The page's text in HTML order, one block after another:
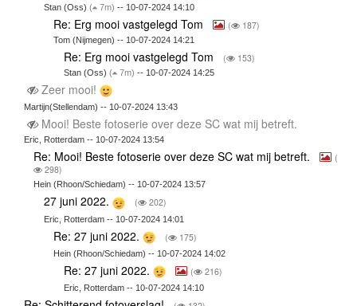
Stan (Oss) ( 7m) -- 10-07-2024 14:10
Re: Erg mooi vastgelegd Tom ( 187)
Tom (Nijmegen) -- 10-07-2024 14:21
Re: Erg mooi vastgelegd Tom ( 153)
Stan (Oss) ( 7m) -- 10-07-2024 14:25
Zeer mooi!
Martijn(Stellendam) -- 10-07-2024 13:43
Mooi! Beste fotoserie over deze SC wat mij betreft.
Eric, Rotterdam -- 10-07-2024 13:54
Re: Mooi! Beste fotoserie over deze SC wat mij betreft.
(
298)
Hein (Rhoon/Schiedam) -- 10-07-2024 13:57
27 juni 2022. ( 202)
Eric, Rotterdam -- 10-07-2024 14:01
Re: 27 juni 2022. ( 175)
Hein (Rhoon/Schiedam) -- 10-07-2024 14:02
Re: 27 juni 2022. ( 216)
Eric, Rotterdam -- 10-07-2024 14:10